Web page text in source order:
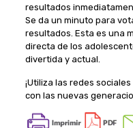
resultados
Se da un minuto para
resultados. Esta es una
directa de los
divertida y actual.
¡Utiliza las redes
con las nuevas